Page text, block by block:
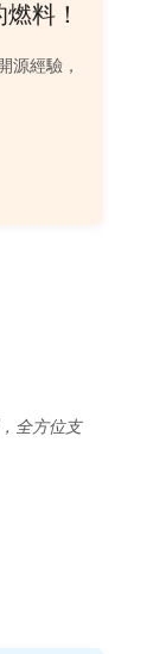
料！
源經驗，
全方位支